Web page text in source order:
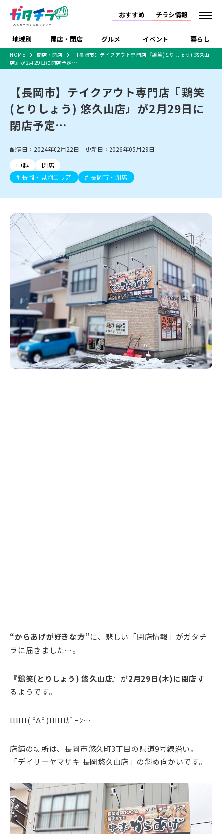
おすすめ チラシ情報
地域別 開店・閉店 グルメ イベント 暮らし
新潟市 下越
中越
佐渡
新潟市中央区 新潟市東区 新潟市西区
新潟市北区
新潟市南区
新潟市秋葉区
新潟市西蒲区
村上・関川
新発田・聖籠
胎内・粟島
三条・加茂・田上
五泉・阿賀野・阿賀
燕・弥彦
長岡・見附
小千谷・十日町・津南
魚沼・南魚沼・湯沢
柏崎・刈羽・出雲崎
上越・妙高・糸魚川
開店 閉店
リニューアル・移転
新潟市・開店
新潟市・閉店
長岡市・開店
長岡市・閉店
ラーメン・開店
ラーメン・閉店
ラーメン 現地レポート
和食
スイーツ
ご当地グルメ 食べ歩き テイクアウト
季節・期間限定
カフェ
居酒屋・バー
パスタ
パン・ベーカリー
タレカツ・豚カツ
デカ盛り・大盛り
旨辛・激辛
定食・町定食 海鮮・鮨
そば・うどん
日本酒・新潟清酒
ワイン・クラフトビール
ケーキ・パフェ
ビアガーデン・暑気払い
忘新年会・歓送迎会
体験・販売 祭り・伝統行事
趣味・展示会
スポーツ
セミナー・講演会 子ども向け 花火大会
入場無料
住宅展示場
学生スポーツ アルビレックス
施設・ショップ
住宅メーカー・工務
店
食品メーカー・県産
習い事・塾 アパレル・雑貨
フィットネス・ジム
観光スポット
温泉・入浴 ホテル
リラクゼーション・整体
スキー場
リユース・買取
病院・クリニック
イオンモール
ラブラ万代・ラブラ2
ビルボードプレイスBP
新潟伊勢丹
ピア万代
リバーサイド千秋
パティオPATIO
特売セール インタビュー
特集・まとめ記事
セツコママ ランキング 新潟人
キャンペーン
開店まとめ
ラーメンまとめ
飲食店まとめ
食品スーパー・コンビ
ショッピングモール・
大型施設
ドラッグストア・ホーム
センター
ファッション 生活サービス
冠婚葬祭
習い事・塾 イベント
官公庁・自治体
新潟市 チラシ
長岡・見附 チラシ
上越・妙高・糸魚川 チラシ
注目 チラシ
週末セール
火曜セール
オープン・リニューアルセール
周年祭・感謝祭セール
年末・初売りセール
HOME 開店・閉店
【長岡市】テイクアウト専門店『鶏笑(とりしょう) 悠久山
店』が2月29日に閉店予定…
【長岡市】テイクアウト専門店『鶏笑
(とりしょう) 悠久山店』が2月29日に
閉店予定…
配信日：2024年02月22日 更新日：2026年05月29日
中越
閉店
長岡・見附エリア
長岡市・閉店
“からあげが好きな方”に、悲しい「閉店情報」がガタチ
ラに届きました…。
『鶏笑(とりしょう) 悠久山店』 が2月29日(木)に閉店す
るようです。
llllll( ºΔº )llllllｶﾞｰﾝ…
店舗の場所は、長岡市悠久町3丁目の県道9号線沿い。
「デイリーヤマザキ 長岡悠久山店」の斜め向かいです。